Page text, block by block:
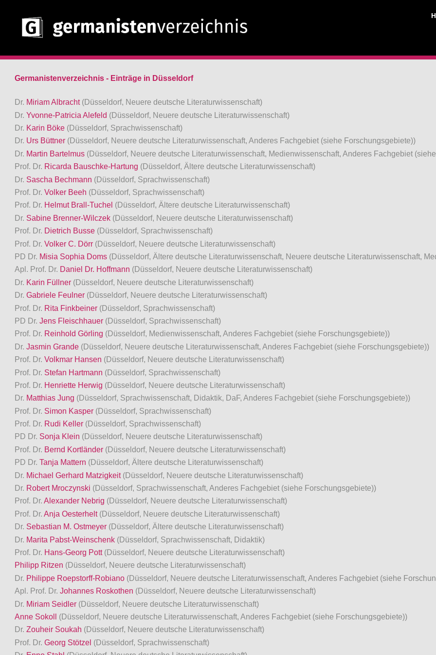
Germanistenverzeichnis - Einträge in Düsseldorf
Dr. Miriam Albracht (Düsseldorf, Neuere deutsche Literaturwissenschaft)
Dr. Yvonne-Patricia Alefeld (Düsseldorf, Neuere deutsche Literaturwissenschaft)
Dr. Karin Böke (Düsseldorf, Sprachwissenschaft)
Dr. Urs Büttner (Düsseldorf, Neuere deutsche Literaturwissenschaft, Anderes Fachgebiet (siehe Forschungsgebiete))
Dr. Martin Bartelmus (Düsseldorf, Neuere deutsche Literaturwissenschaft, Medienwissenschaft, Anderes Fachgebiet
Prof. Dr. Ricarda Bauschke-Hartung (Düsseldorf, Ältere deutsche Literaturwissenschaft)
Dr. Sascha Bechmann (Düsseldorf, Sprachwissenschaft)
Prof. Dr. Volker Beeh (Düsseldorf, Sprachwissenschaft)
Prof. Dr. Helmut Brall-Tuchel (Düsseldorf, Ältere deutsche Literaturwissenschaft)
Dr. Sabine Brenner-Wilczek (Düsseldorf, Neuere deutsche Literaturwissenschaft)
Prof. Dr. Dietrich Busse (Düsseldorf, Sprachwissenschaft)
Prof. Dr. Volker C. Dörr (Düsseldorf, Neuere deutsche Literaturwissenschaft)
PD Dr. Misia Sophia Doms (Düsseldorf, Ältere deutsche Literaturwissenschaft, Neuere deutsche Literaturwissenschaft,
Apl. Prof. Dr. Daniel Dr. Hoffmann (Düsseldorf, Neuere deutsche Literaturwissenschaft)
Dr. Karin Füllner (Düsseldorf, Neuere deutsche Literaturwissenschaft)
Dr. Gabriele Feulner (Düsseldorf, Neuere deutsche Literaturwissenschaft)
Prof. Dr. Rita Finkbeiner (Düsseldorf, Sprachwissenschaft)
PD Dr. Jens Fleischhauer (Düsseldorf, Sprachwissenschaft)
Prof. Dr. Reinhold Görling (Düsseldorf, Medienwissenschaft, Anderes Fachgebiet (siehe Forschungsgebiete))
Dr. Jasmin Grande (Düsseldorf, Neuere deutsche Literaturwissenschaft, Anderes Fachgebiet (siehe Forschungsgebiete))
Prof. Dr. Volkmar Hansen (Düsseldorf, Neuere deutsche Literaturwissenschaft)
Prof. Dr. Stefan Hartmann (Düsseldorf, Sprachwissenschaft)
Prof. Dr. Henriette Herwig (Düsseldorf, Neuere deutsche Literaturwissenschaft)
Dr. Matthias Jung (Düsseldorf, Sprachwissenschaft, Didaktik, DaF, Anderes Fachgebiet (siehe Forschungsgebiete))
Prof. Dr. Simon Kasper (Düsseldorf, Sprachwissenschaft)
Prof. Dr. Rudi Keller (Düsseldorf, Sprachwissenschaft)
PD Dr. Sonja Klein (Düsseldorf, Neuere deutsche Literaturwissenschaft)
Prof. Dr. Bernd Kortländer (Düsseldorf, Neuere deutsche Literaturwissenschaft)
PD Dr. Tanja Mattern (Düsseldorf, Ältere deutsche Literaturwissenschaft)
Dr. Michael Gerhard Matzigkeit (Düsseldorf, Neuere deutsche Literaturwissenschaft)
Dr. Robert Mroczynski (Düsseldorf, Sprachwissenschaft, Anderes Fachgebiet (siehe Forschungsgebiete))
Prof. Dr. Alexander Nebrig (Düsseldorf, Neuere deutsche Literaturwissenschaft)
Prof. Dr. Anja Oesterhelt (Düsseldorf, Neuere deutsche Literaturwissenschaft)
Dr. Sebastian M. Ostmeyer (Düsseldorf, Ältere deutsche Literaturwissenschaft)
Dr. Marita Pabst-Weinschenk (Düsseldorf, Sprachwissenschaft, Didaktik)
Prof. Dr. Hans-Georg Pott (Düsseldorf, Neuere deutsche Literaturwissenschaft)
Philipp Ritzen (Düsseldorf, Neuere deutsche Literaturwissenschaft)
Dr. Philippe Roepstorff-Robiano (Düsseldorf, Neuere deutsche Literaturwissenschaft, Anderes Fachgebiet (siehe
Apl. Prof. Dr. Johannes Roskothen (Düsseldorf, Neuere deutsche Literaturwissenschaft)
Dr. Miriam Seidler (Düsseldorf, Neuere deutsche Literaturwissenschaft)
Anne Sokoll (Düsseldorf, Neuere deutsche Literaturwissenschaft, Anderes Fachgebiet (siehe Forschungsgebiete))
Dr. Zouheir Soukah (Düsseldorf, Neuere deutsche Literaturwissenschaft)
Prof. Dr. Georg Stötzel (Düsseldorf, Sprachwissenschaft)